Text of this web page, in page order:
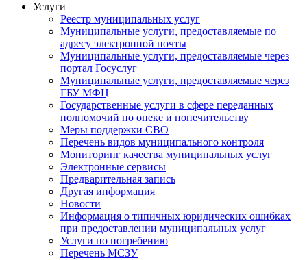
Услуги
Реестр муниципальных услуг
Муниципальные услуги, предоставляемые по
адресу электронной почты
Муниципальные услуги, предоставляемые через
портал Госуслуг
Муниципальные услуги, предоставляемые через
ГБУ МФЦ
Государственные услуги в сфере переданных
полномочий по опеке и попечительству
Меры поддержки СВО
Перечень видов муниципального контроля
Мониторинг качества муниципальных услуг
Электронные сервисы
Предварительная запись
Другая информация
Новости
Информация о типичных юридических ошибках
при предоставлении муниципальных услуг
Услуги по погребению
Перечень МСЗУ